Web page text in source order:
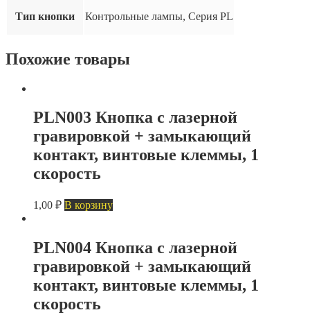
тока
Тип кнопки Контрольные лампы, Серия PL
Похожие товары
PLN003 Кнопка с лазерной
гравировкой + замыкающий
контакт, винтовые клеммы, 1
скорость
1,00 ₽ В корзину
PLN004 Кнопка с лазерной
гравировкой + замыкающий
контакт, винтовые клеммы, 1
скорость